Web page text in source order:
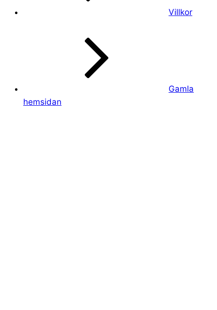
Villkor
Gamla
hemsidan